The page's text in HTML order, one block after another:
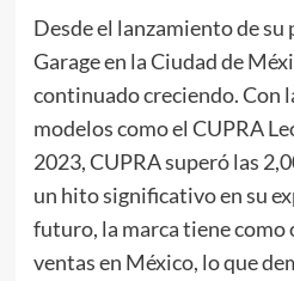
Desde el lanzamiento de
Garage en la Ciudad de
continuado creciendo. Con
modelos como el CUPRA
2023, CUPRA superó las
un hito significativo en su
futuro, la marca tiene
ventas en México, lo que